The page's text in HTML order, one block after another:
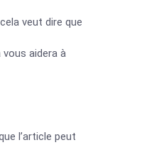
veut dire que
vous aidera à
l’article peut